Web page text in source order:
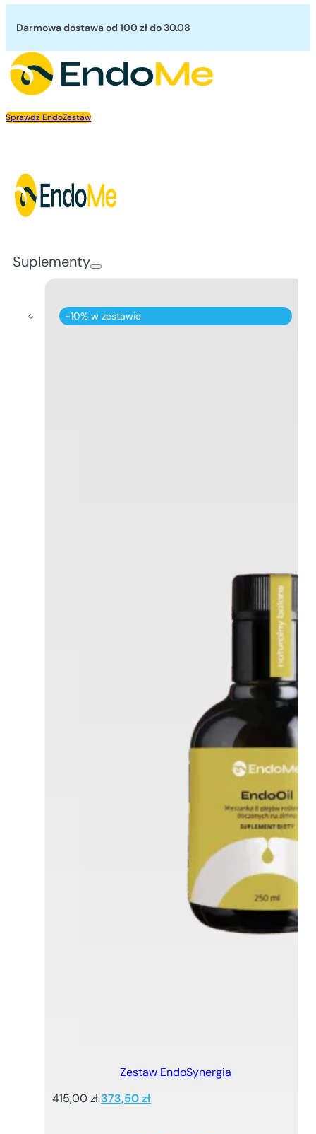
Darmowa dostawa od 100 złdo 30.08
Sprawdź EndoZestaw
Suplementy
-10% w zestawie
Zestaw EndoSynergia
415,00zł Pierwotna
373,50złAktualna